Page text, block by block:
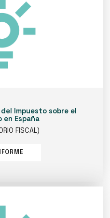
Impuesto sobre el
en España
FISCAL)